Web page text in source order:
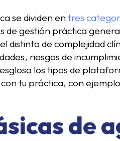
se dividen entres
de gestión práctica
distinto de complejidad
riesgos de
los tipos de
tu práctica, con
de